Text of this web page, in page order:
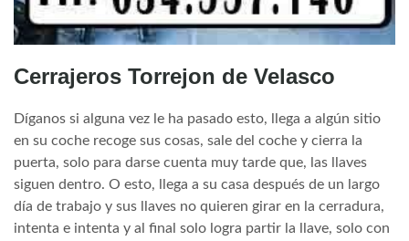
Cerrajeros Torrejon de Velasco
Díganos si alguna vez le ha pasado esto, llega a algún sitio
en su coche recoge sus cosas, sale del coche y cierra la
puerta, solo para darse cuenta muy tarde que, las llaves
siguen dentro. O esto, llega a su casa después de un largo
día de trabajo y sus llaves no quieren girar en la cerradura,
intenta e intenta y al final solo logra partir la llave, solo con